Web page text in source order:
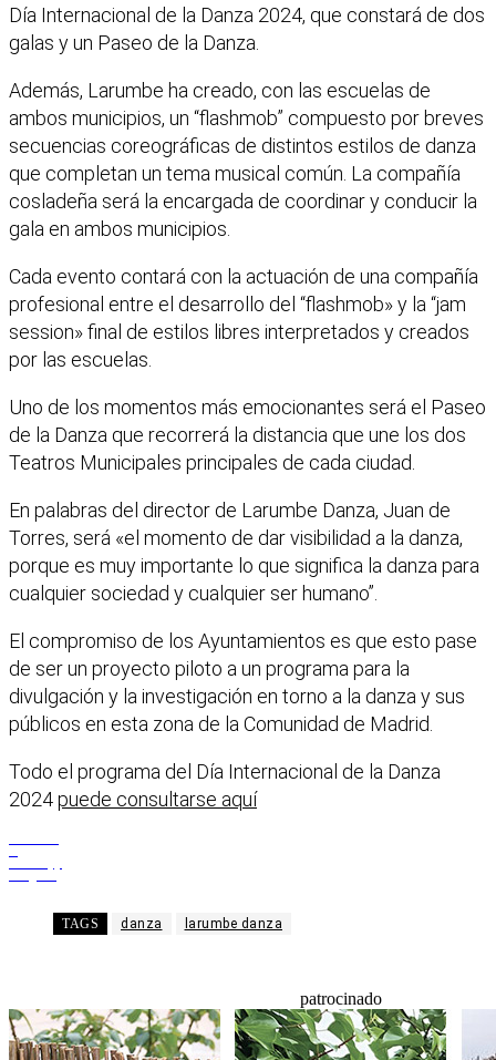
Día Internacional de la Danza 2024, que constará de dos
galas y un Paseo de la Danza.
Además, Larumbe ha creado, con las escuelas de
ambos municipios, un “flashmob” compuesto por breves
secuencias coreográficas de distintos estilos de danza
que completan un tema musical común. La compañía
cosladeña será la encargada de coordinar y conducir la
gala en ambos municipios.
Cada evento contará con la actuación de una compañía
profesional entre el desarrollo del “flashmob» y la “jam
session» final de estilos libres interpretados y creados
por las escuelas.
Uno de los momentos más emocionantes será el Paseo
de la Danza que recorrerá la distancia que une los dos
Teatros Municipales principales de cada ciudad.
En palabras del director de Larumbe Danza, Juan de
Torres, será «el momento de dar visibilidad a la danza,
porque es muy importante lo que significa la danza para
cualquier sociedad y cualquier ser humano”.
El compromiso de los Ayuntamientos es que esto pase
de ser un proyecto piloto a un programa para la
divulgación y la investigación en torno a la danza y sus
públicos en esta zona de la Comunidad de Madrid.
Todo el programa del Día Internacional de la Danza
2024puede consultarse aquí
TAGS danza larumbe danza
patrocinado